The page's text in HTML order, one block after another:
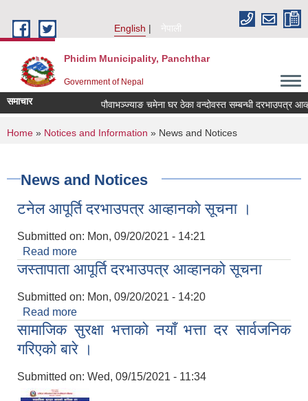
English
नेपाली
Phidim Municipality, Panchthar
Government of Nepal
समाचार पौवाभञ्ज्याङ चमेना घर ठेका वन्दोवस्त सम्बन्धी दरभाउपत्र
You are here
Home » Notices and Information » News and Notices
News and Notices
टनेल आपूर्ति दरभाउपत्र आव्हानको सूचना ।
Submitted on: Mon, 09/20/2021 - 14:21
Read more
जस्तापाता आपूर्ति दरभाउपत्र आव्हानको सूचना
Submitted on: Mon, 09/20/2021 - 14:20
Read more
सामाजिक सुरक्षा भत्ताको नयाँ भत्ता दर सार्वजनिक
गरिएको बारे ।
Submitted on: Wed, 09/15/2021 - 11:34